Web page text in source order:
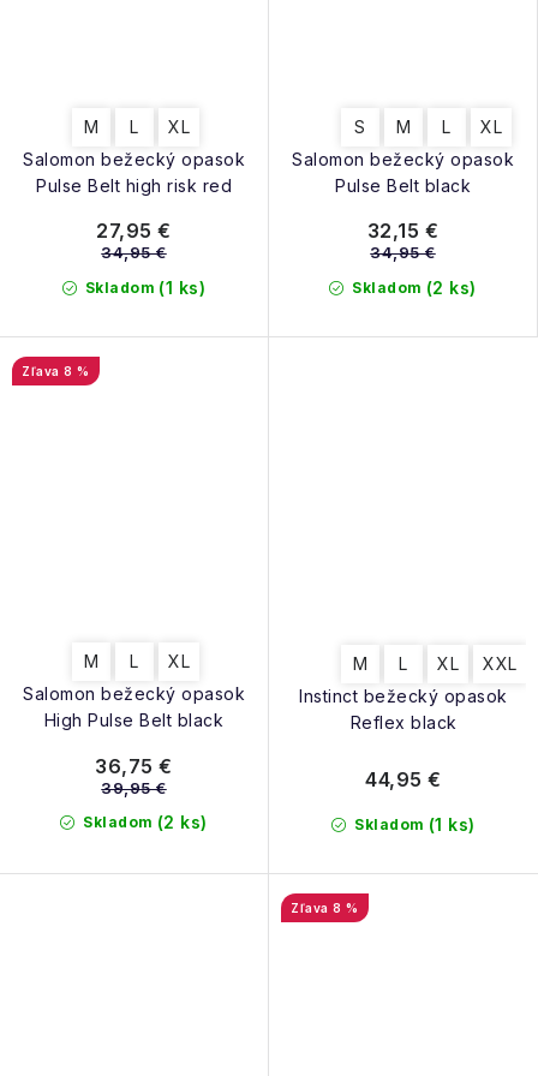
Salomon bežecký opasok
Pulse Belt high risk red
M L XL
Skladom (1 ks)
27,95 €
34,95 €
Salomon bežecký opasok
Pulse Belt black
S M L XL
Skladom (2 ks)
32,15 €
34,95 €
Salomon bežecký opasok
High Pulse Belt black
8 %
M L XL
Skladom (2 ks)
36,75 €
39,95 €
Instinct bežecký opasok
Reflex black
M L XL XXL
Skladom (1 ks)
44,95 €
8 %